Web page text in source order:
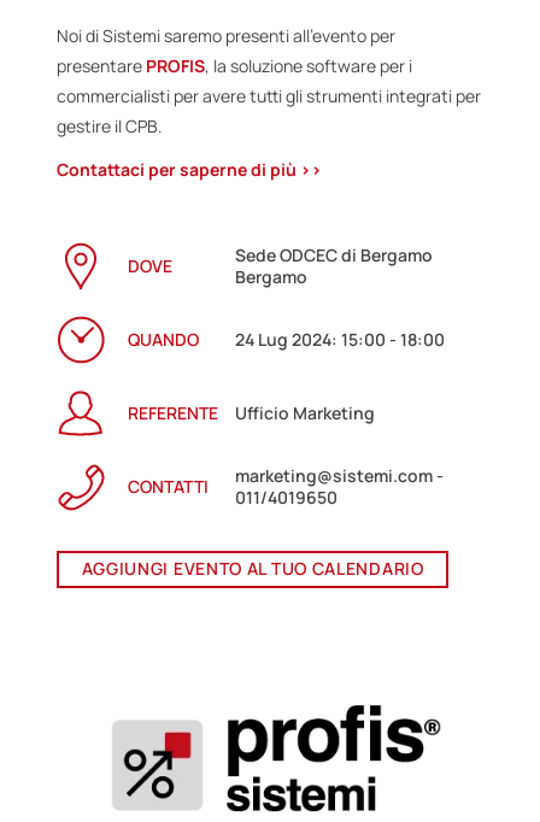
Noi di Sistemi saremo presenti all’evento per
presentare PROFIS, la soluzione software per i
commercialisti per avere tutti gli strumenti integrati per
gestire il CPB.
Contattaci per saperne di più >>
DOVE
Sede ODCEC di Bergamo
Bergamo
QUANDO 24 Lug 2024: 15:00 - 18:00
REFERENTE Ufficio Marketing
CONTATTI
marketing@sistemi.com -
011/4019650
AGGIUNGI EVENTO AL TUO CALENDARIO